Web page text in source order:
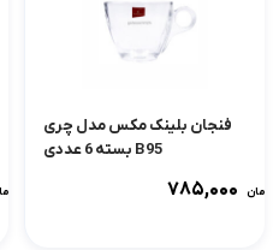
فنجان بلینک مکس مدل چری
B95 بسته 6 عددی
۷۸۵,۰۰۰ تومان